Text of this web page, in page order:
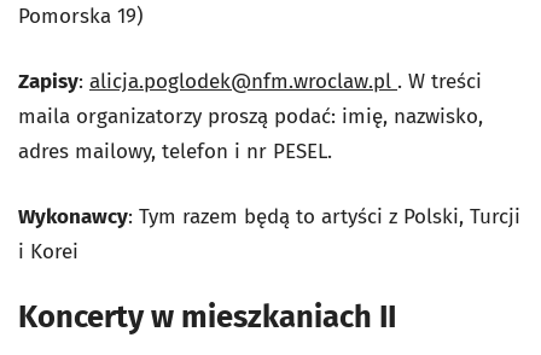
Pomorska 19)
Zapisy: alicja.poglodek@nfm.wroclaw.pl . W treści
maila organizatorzy proszą podać: imię, nazwisko,
adres mailowy, telefon i nr PESEL.
Wykonawcy: Tym razem będą to artyści z Polski, Turcji
i Korei
Koncerty w mieszkaniach II